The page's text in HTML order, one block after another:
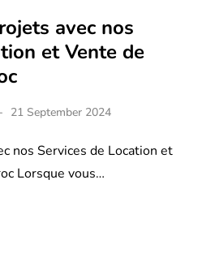
avec nos
et Vente de
21 September 2024
nos Services de Location et
Lorsque vous…